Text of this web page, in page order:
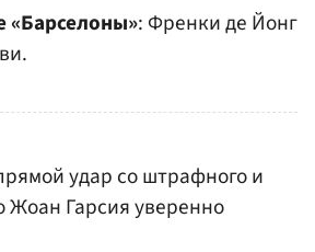
«Барселоны»: Френки де Йонг
удар со штрафного и
Жоан Гарсия уверенно